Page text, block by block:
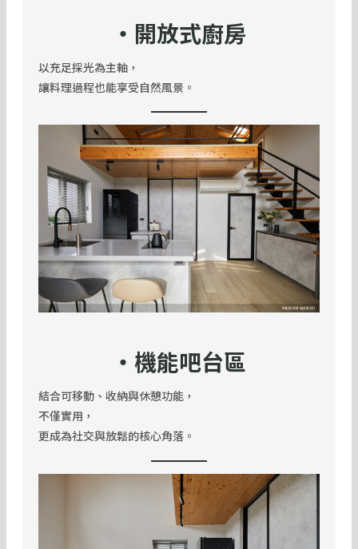
・開放式廚房
以充足採光為主軸，
讓料理過程也能享受自然風景。
・機能吧台區
結合可移動、收納與休憩功能，
不僅實用，
更成為社交與放鬆的核心角落。